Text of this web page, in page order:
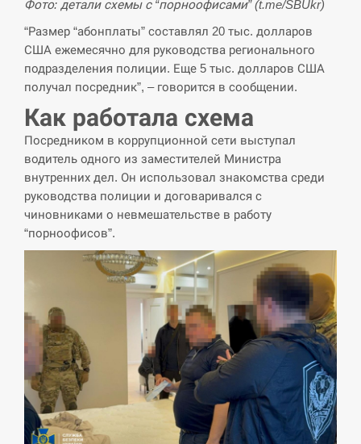
11:40
три левиці
СЕРПЕНЬ
11:23
Россияне ударили “Бардеролями” по
Харькову, есть пострадавшие
ЩЕ...
Фото: детали схемы с “порноофисами” (t.me/SBUkr)
“Размер “абонплаты” составлял 20 тыс. долларов
США ежемесячно для руководства регионального
подразделения полиции. Еще 5 тыс. долларов США
получал посредник”, – говорится в сообщении.
Как работала схема
Посредником в коррупционной сети выступал
водитель одного из заместителей Министра
внутренних дел. Он использовал знакомства среди
руководства полиции и договаривался с
чиновниками о невмешательстве в работу
“порноофисов”.